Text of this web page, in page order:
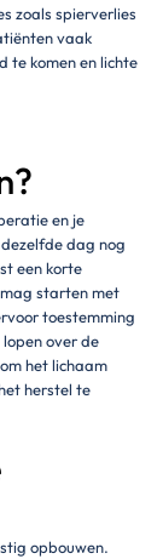
zoals spierverlies
vaak
te komen en lichte
en je
dag nog
een korte
starten met
toestemming
over de
het lichaam
herstel te
opbouwen.